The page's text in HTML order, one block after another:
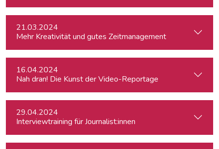
21.03.2024
Mehr Kreativität und gutes Zeitmanagement
16.04.2024
Nah dran! Die Kunst der Video-Reportage
29.04.2024
Interviewtraining für Journalist:innen